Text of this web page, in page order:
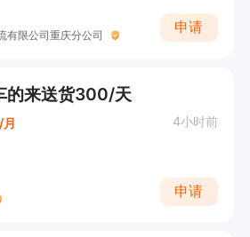
有限公司重庆分公司
申请
的来送货300/天
月 4小时前
申请